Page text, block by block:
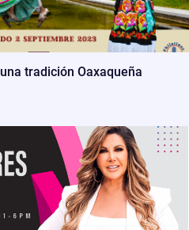
tradición Oaxaqueña